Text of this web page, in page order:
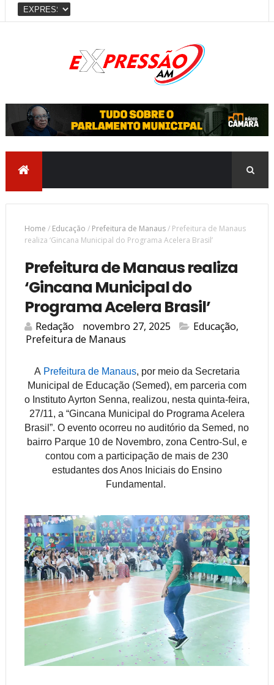
Home / Educação / Prefeitura de Manaus/ Prefeitura de Manaus
realiza ‘Gincana Municipal do Programa Acelera Brasil’
Prefeitura de Manaus realiza
‘Gincana Municipal do
Programa Acelera Brasil’
Redação novembro 27, 2025 Educação,
Prefeitura de Manaus
A Prefeitura de Manaus, por meio da Secretaria
Municipal de Educação (Semed), em parceria com
o Instituto Ayrton Senna, realizou, nesta quinta-feira,
27/11, a “Gincana Municipal do Programa Acelera
Brasil”. O evento ocorreu no auditório da Semed, no
bairro Parque 10 de Novembro, zona Centro-Sul, e
contou com a participação de mais de 230
estudantes dos Anos Iniciais do Ensino
Fundamental.